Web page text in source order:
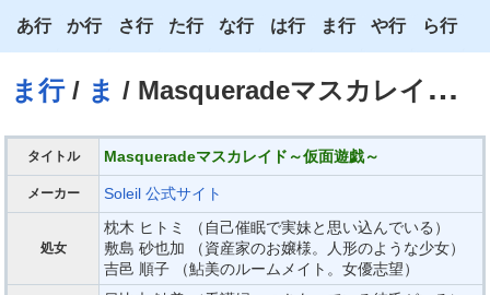
ま行/ ま / Masqueradeマスカレイド～仮面遊戯～
あ行
い
う
え
か行
き
け
さ行
し
せ
そ
た行
ち
つ
て
と
な行
に
ぬ
の
は行
ひ
ふ
ほ
ま行
み
む
も
や行
ゆ
ら行
り
ろ
タイトル Masqueradeマスカレイド～仮面遊戯～
メーカー Soleil 公式サイト
処女
枕木 ヒトミ （自己催眠で実妹と思い込んでいる）
敷島 砂也加 （資産家のお嬢様。人形のような少女）
吉邑 順子 （鮎美のルームメイト。女優志望）